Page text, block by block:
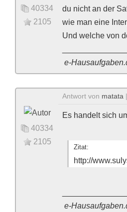
40334
2105
du nicht an der
wie man eine
Und welche von
e-
40334
2105
Antwort von matata
Es handelt sich
Zitat:
http://
e-